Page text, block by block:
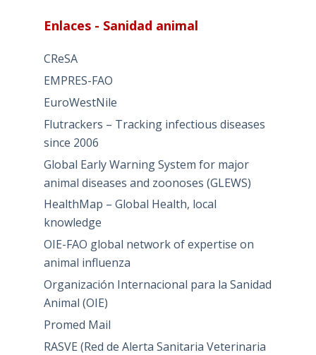
Enlaces - Sanidad animal
CReSA
EMPRES-FAO
EuroWestNile
Flutrackers – Tracking infectious diseases
since 2006
Global Early Warning System for major
animal diseases and zoonoses (GLEWS)
HealthMap – Global Health, local
knowledge
OIE-FAO global network of expertise on
animal influenza
Organización Internacional para la Sanidad
Animal (OIE)
Promed Mail
RASVE (Red de Alerta Sanitaria Veterinaria